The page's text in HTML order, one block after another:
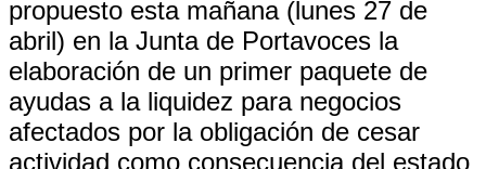
propuesto esta mañana (lunes 27 de
abril) en la Junta de Portavoces la
elaboración de un primer paquete de
ayudas a la liquidez para negocios
afectados por la obligación de cesar
actividad como consecuencia del estado